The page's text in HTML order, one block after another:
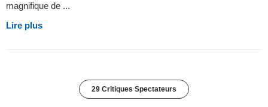
magnifique de ...
Lire plus
29 Critiques Spectateurs